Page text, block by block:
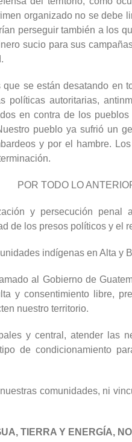
organizado no se debe
perseguir también a los
sucio para sus
que se están desatando en
políticas autoritarias,
en contra de los
pueblo ya sufrió un
y por el hambre.
POR TODO LO
y persecución penal
de los presos políticos y el
indígenas en Alta y
al Gobierno de
y consentimiento libre,
nuestro territorio.
y central, atender las
de condicionamiento
comunidades, ni
TIERRA Y ENERGÍA,